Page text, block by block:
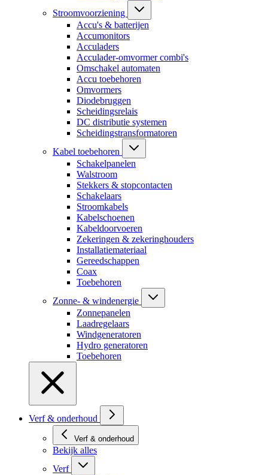
Stroomvoorziening
Accu's & batterijen
Accumonitors
Acculaders
Acculader-omvormer combi's
Omschakel automaten
Accu toebehoren
Omvormers
Diodebruggen
Scheidingsrelais
DC distributie systemen
Scheidingstransformatoren
Kabel toebehoren
Schakelpanelen
Walstroom
Stekkers & stopcontacten
Schakelaars
Stroomkabels
Kabelschoenen
Kabeldoorvoeren
Zekeringen & zekeringhouders
Installatiemateriaal
Gereedschappen
Coax
Toebehoren
Zonne- & windenergie
Zonnepanelen
Laadregelaars
Windgeneratoren
Hydro generatoren
Toebehoren
Verf & onderhoud
Verf & onderhoud
Bekijk alles
Verf